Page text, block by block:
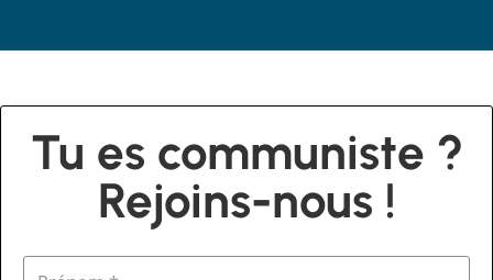
Tu es communiste ?
Rejoins-nous !